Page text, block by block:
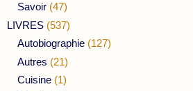
Savoir (47)
LIVRES (537)
Autobiographie (127)
Autres (21)
Cuisine (1)